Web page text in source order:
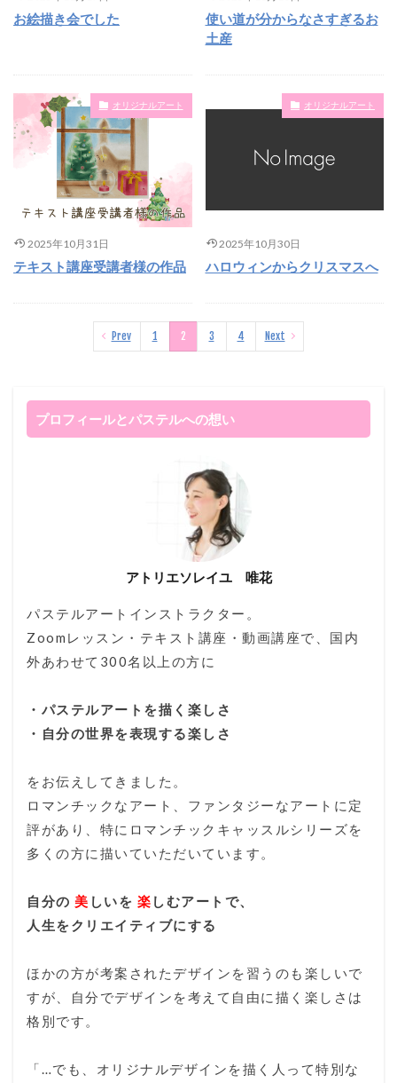
お絵描き会でした
使い道が分からなさすぎるお
土産
オリジナルアート
2025年10月31日
テキスト講座受講者様の作品
オリジナルアート
2025年10月30日
ハロウィンからクリスマスへ
Prev 1 2 3 4 Next
プロフィールとパステルへの想い
アトリエソレイユ 唯花
パステルアートインストラクター。
Zoomレッスン・テキスト講座・動画講座で、国内
外あわせて300名以上の方に
・パステルアートを描く楽しさ
・自分の世界を表現する楽しさ
をお伝えしてきました。
ロマンチックなアート、ファンタジーなアートに定
評があり、特にロマンチックキャッスルシリーズを
多くの方に描いていただいています。
自分の 美 しいを 楽 しむアートで、
人生をクリエイティブにする
ほかの方が考案されたデザインを習うのも楽しいで
すが、自分でデザインを考えて自由に描く楽しさは
格別です。
「…でも、オリジナルデザインを描く人って特別な